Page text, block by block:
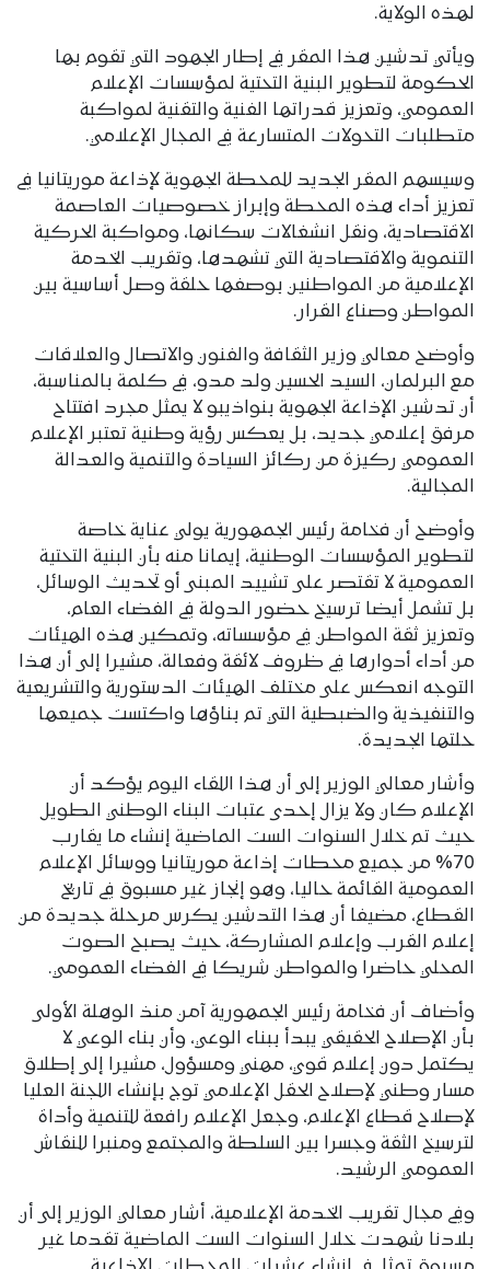
لهذه الولاية.
ويأتي تدشين هذا المقر في إطار الجهود التي تقوم بها
الحكومة لتطوير البنية التحتية لمؤسسات الإعلام
العمومي، وتعزيز قدراتها الفنية والتقنية لمواكبة
متطلبات التحولات المتسارعة في المجال الإعلامي.
وسيسهم المقر الجديد للمحطة الجهوية لإذاعة موريتانيا في
تعزيز أداء هذه المحطة وإبراز خصوصيات العاصمة
الاقتصادية، ونقل انشغالات سكانها، ومواكبة الحركية
التنموية والاقتصادية التي تشهدها، وتقريب الخدمة
الإعلامية من المواطنين بوصفها حلقة وصل أساسية بين
المواطن وصناع القرار.
وأوضح معالي وزير الثقافة والفنون والاتصال والعلاقات
مع البرلمان، السيد الحسين ولد مدو، في كلمة بالمناسبة،
أن تدشين الإذاعة الجهوية بنواذيبو لا يمثل مجرد افتتاح
مرفق إعلامي جديد، بل يعكس رؤية وطنية تعتبر الإعلام
العمومي ركيزة من ركائز السيادة والتنمية والعدالة
المجالية.
وأوضح أن فخامة رئيس الجمهورية يولي عناية خاصة
لتطوير المؤسسات الوطنية، إيمانا منه بأن البنية التحتية
العمومية لا تقتصر على تشييد المبنى أو تحديث الوسائل،
بل تشمل أيضا ترسيخ حضور الدولة في الفضاء العام،
وتعزيز ثقة المواطن في مؤسساته، وتمكين هذه الهيئات
من أداء أدوارها في ظروف لائقة وفعالة، مشيرا إلى أن هذا
التوجه انعكس على مختلف الهيئات الدستورية والتشريعية
والتنفيذية والضبطية التي تم بناؤها واكتست جميعها
حلتها الجديدة.
وأشار معالي الوزير إلى أن هذا اللقاء اليوم يؤكد أن
الإعلام كان ولا يزال إحدى عتبات البناء الوطني الطويل
حيث تم خلال السنوات الست الماضية إنشاء ما يقارب
70% من جميع محطات إذاعة موريتانيا ووسائل الإعلام
العمومية القائمة حاليا، وهو إنجاز غير مسبوق في تاريخ
القطاع، مضيفا أن هذا التدشين يكرس مرحلة جديدة من
إعلام القرب وإعلام المشاركة، حيث يصبح الصوت
المحلي حاضرا والمواطن شريكا في الفضاء العمومي.
وأضاف أن فخامة رئيس الجمهورية آمن منذ الوهلة الأولى
بأن الإصلاح الحقيقي يبدأ ببناء الوعي، وأن بناء الوعي لا
يكتمل دون إعلام قوي، مهني ومسؤول، مشيرا إلى إطلاق
مسار وطني لإصلاح الحقل الإعلامي توج بإنشاء اللجنة العليا
لإصلاح قطاع الإعلام، وجعل الإعلام رافعة للتنمية وأداة
لترسيخ الثقة وجسرا بين السلطة والمجتمع ومنبرا للنقاش
العمومي الرشيد.
وفي مجال تقريب الخدمة الإعلامية، أشار معالي الوزير إلى أن
بلادنا شهدت خلال السنوات الست الماضية تقدما غير